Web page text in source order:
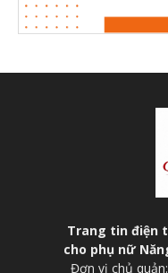
Trang tin điện
cho phụ nữ
Đơn vị chủ